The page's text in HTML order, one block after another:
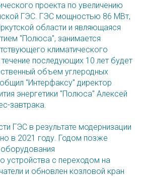
проекта по увеличению
ГЭС. ГЭС мощностью 86 МВт,
области и являющаяся
"Полюса", занимается
климатического
последующих 10 лет будет
объем углеродных
"Интерфаксу" директор
энергетики "Полюса" Алексей
завтрака.
ГЭС в результате модернизации
в 2021 году. Годом позже
устройства с переходом на
и обновлен козловой кран